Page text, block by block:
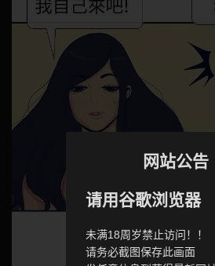
网站公告
请用谷歌浏览器
未满18周岁禁止访问！！
请务必截图保存此画面